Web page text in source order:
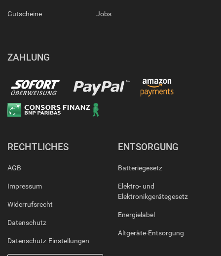
Gutscheine Jobs
ZAHLUNG
RECHTLICHES
AGB
Impressum
Widerrufsrecht
Datenschutz
Datenschutz-Einstellungen
ENTSORGUNG
Batteriegesetz
Elektro- und
Elektronikgerätegesetz
Energielabel
Altgeräte-Entsorgung